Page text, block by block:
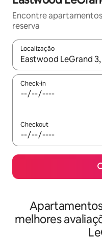
Encontre
reserva
Localização
Quando os resultados
Check-in
Checkout
melhores